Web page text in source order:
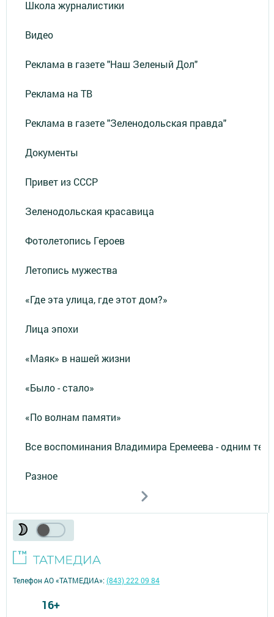
Школа журналистики
Видео
Реклама в газете "Наш Зеленый Дол"
Реклама на ТВ
Реклама в газете "Зеленодольская правда"
Документы
Привет из СССР
Зеленодольская красавица
Фотолетопись Героев
Летопись мужества
«Где эта улица, где этот дом?»
Лица эпохи
«Маяк» в нашей жизни
«Было - стало»
«По волнам памяти»
Все воспоминания Владимира Еремеева - одним
Разное
Телефон АО «ТАТМЕДИА»:(843) 222 09 84
16+